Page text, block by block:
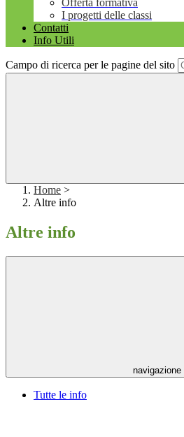
Offerta formativa
I progetti delle classi
Contatti
Info Utili
Campo di ricerca per le pagine del sito
Home >
Altre info
Altre info
navigazione
Tutte le info